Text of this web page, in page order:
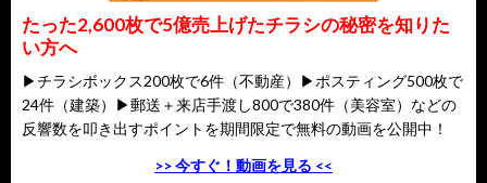
たった2,600枚で5億売上げたチラシの秘密を知りた
い方へ
▶チラシボックス200枚で6件（不動産）▶ポスティング500枚で
24件（建築）▶郵送＋来店手渡し800で380件（美容室）などの
反響数を叩き出すポイントを期間限定で無料の動画を公開中！
>> 今すぐ！動画を見る <<